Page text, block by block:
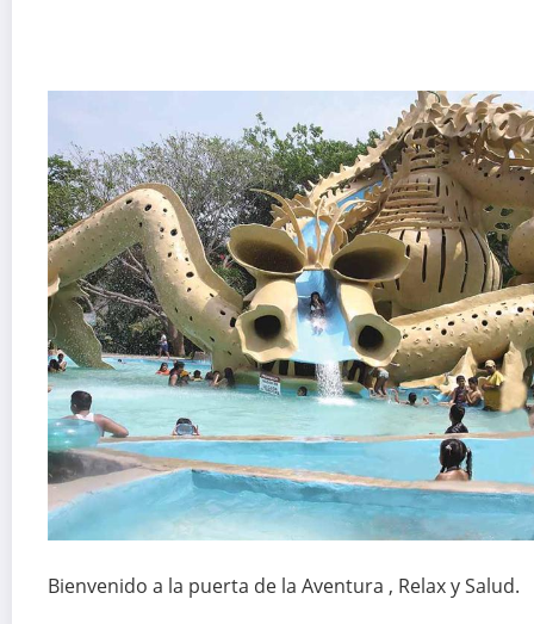
Bienvenido a la puerta de la Aventura , Relax y Salud.